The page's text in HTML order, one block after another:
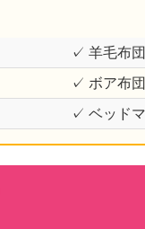
✓ 羊毛布団
✓ ボア布団
✓ ベッド